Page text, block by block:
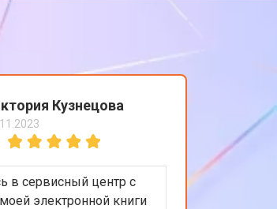
Кузнецова
в сервисный центр с
электронной книги